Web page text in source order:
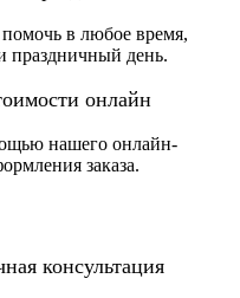
в любое время,
праздничный день.
онлайн
нашего онлайн-
заказа.
консультация